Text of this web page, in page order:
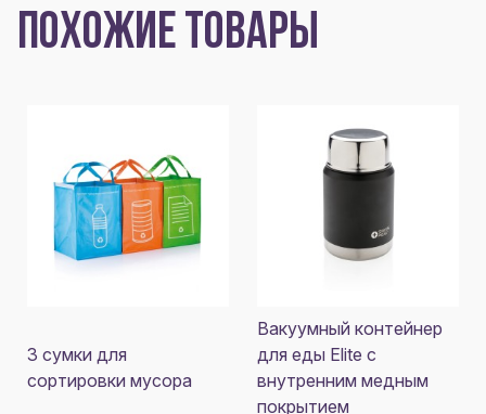
ПОХОЖИЕ ТОВАРЫ
3 сумки для
сортировки мусора
Вакуумный контейнер
для еды Elite с
внутренним медным
покрытием